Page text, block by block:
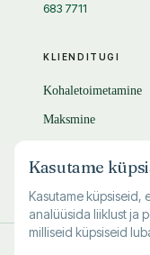
KLIENDITUGI
Kohaletoimetamine
Maksmine
KKK
683 7711
Kasutame
Kasutame küpsiseid,
analüüsida liiklust ja
milliseid küpsiseid